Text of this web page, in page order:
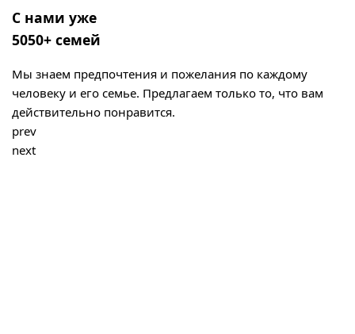
С нами уже
5050+ семей
Мы знаем предпочтения и пожелания по каждому
человеку и его семье. Предлагаем только то, что вам
действительно понравится.
prev
next